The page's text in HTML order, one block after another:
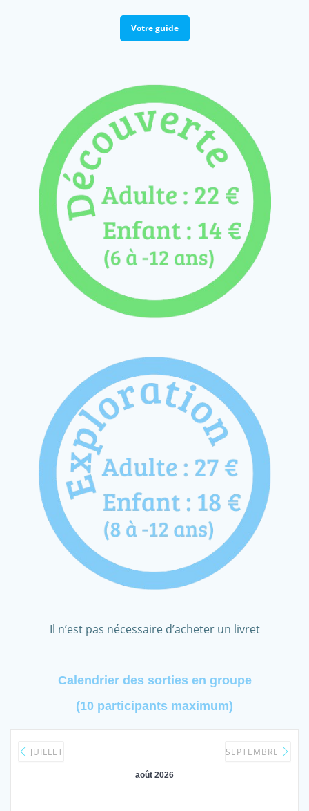
Votre guide
Il n’est pas nécessaire d’acheter un livret
Calendrier des sorties en groupe
(10 participants maximum)
JUILLET
août 2026
SEPTEMBRE